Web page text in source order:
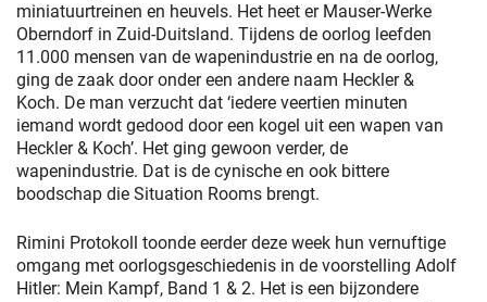
miniatuurtreinen en heuvels. Het heet er Mauser-Werke
Oberndorf in Zuid-Duitsland. Tijdens de oorlog leefden
11.000 mensen van de wapenindustrie en na de oorlog,
ging de zaak door onder een andere naam Heckler &
Koch. De man verzucht dat ‘iedere veertien minuten
iemand wordt gedood door een kogel uit een wapen van
Heckler & Koch’. Het ging gewoon verder, de
wapenindustrie. Dat is de cynische en ook bittere
boodschap die Situation Rooms brengt.
Rimini Protokoll toonde eerder deze week hun vernuftige
omgang met oorlogsgeschiedenis in de voorstelling Adolf
Hitler: Mein Kampf, Band 1 & 2. Het is een bijzondere